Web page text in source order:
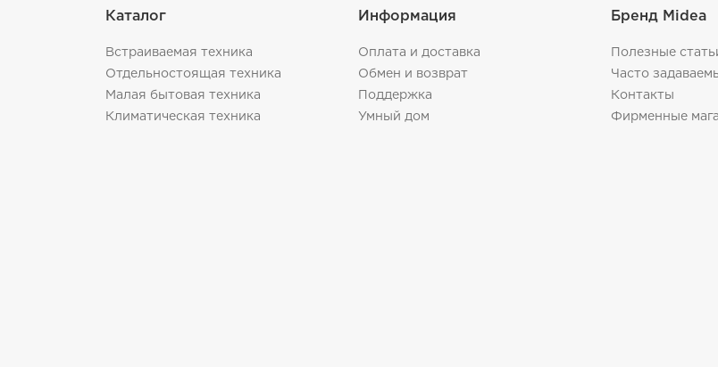
Каталог
Встраиваемая техника
Отдельностоящая техника
Малая бытовая техника
Климатическая техника
Информация
Оплата и доставка
Обмен и возврат
Поддержка
Умный дом
Бренд Midea
Полезные
Часто
Контакты
Фирменные